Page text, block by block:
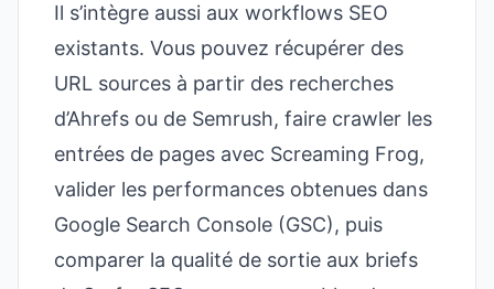
Il s’intègre aussi aux workflows SEO
existants. Vous pouvez récupérer des
URL sources à partir des recherches
d’Ahrefs ou de Semrush, faire crawler les
entrées de pages avec Screaming Frog,
valider les performances obtenues dans
Google Search Console (GSC), puis
comparer la qualité de sortie aux briefs